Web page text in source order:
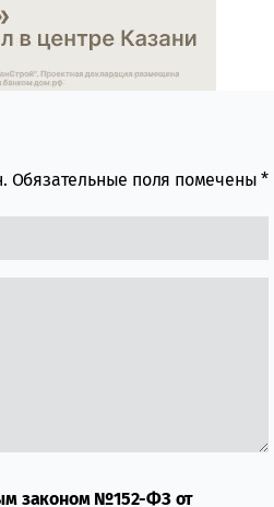
Обязательные поля помечены*
законом №152-ФЗ от